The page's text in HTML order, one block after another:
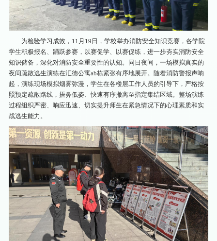
为检验学习成效，11月19日，学校举办消防安全知识竞赛，各学院
学生积极报名、踊跃参赛，以赛促学、以赛促练，进一步夯实消防安全
知识储备，深化对消防安全重要性的认知。同日夜间，一场模拟真实的
夜间疏散逃生演练在汇德公寓ab栋紧张有序地展开。随着消防警报声响
起，演练现场模拟烟雾弥漫，学生在各楼层工作人员的引导下，严格按
照预定疏散路线，捂鼻低姿、快速有序撤离至指定集结区域。整场演练
过程组织严密、响应迅速、切实提升师生在紧急情况下的心理素质和实
战逃生能力。